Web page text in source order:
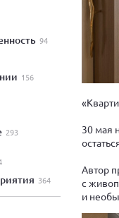
94
156
293
364
30 мая
Автор
с
и